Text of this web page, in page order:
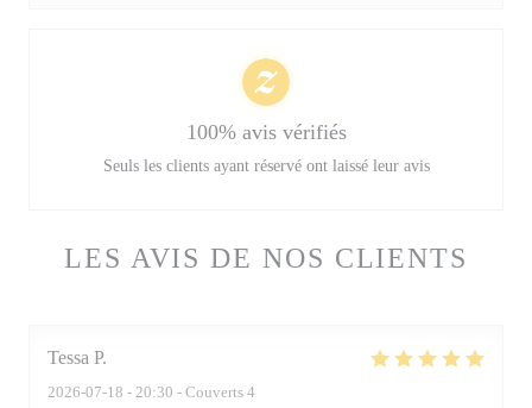
LES AVIS DE NOS CLIENTS
Tessa P
2026-07-18 - 20:30 - Couverts 4
100% avis vérifiés
Seuls les clients ayant réservé ont laissé leur avis